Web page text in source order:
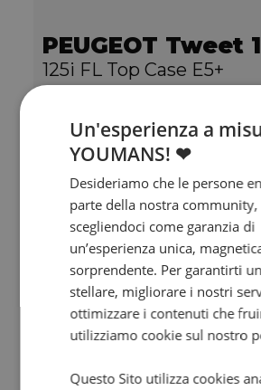
PEUGEOT Tweet
125i FL Top Case E5+
2.549
Un'esperienza a
YOUMANS! ❤
Desideriamo che le persone
parte della nostra community,
scegliendoci come garanzia di
un’esperienza unica,
sorprendente. Per garantirti
stellare, migliorare i nostri
ottimizzare i contenuti che
utilizziamo cookie sul nostro
Questo Sito utilizza cookies